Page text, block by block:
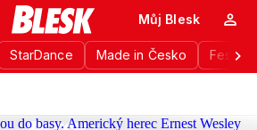
StarDance Made in Česko
Můj Blesk